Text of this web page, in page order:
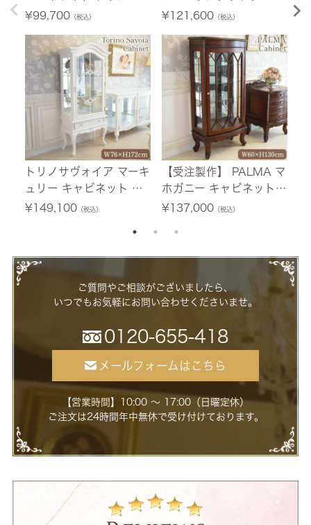
シングルベッド ホワイト
設置サービス付】
¥99,700（税込）
トリノサヴォイア マーキ
ュリー キャビネット ホ
ワイト 幅76cm 【送料無
¥149,100（税込）
掛け(2P) 薔薇 幅150cm
ス付】
¥121,600（税込）
【受注製作】 PALMA マ
ホガニー キャビネット
幅60cm 【送料無料/設
¥137,000（税込）
¥
ご質問やご相談がございましたら、
いつでもお気軽にお問い合わせくださいませ。
0120-655-418
メールフォームはこちら
【営業時間】10:00 ～ 17:00（日曜定休）
ご注文は24時間年中無休で受け付けております。